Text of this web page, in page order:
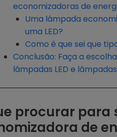
economizadoras de
Uma lâmpada
uma LED?
Como é que sei que
Conclusão: Faça a
lâmpadas LED e
procurar para
de